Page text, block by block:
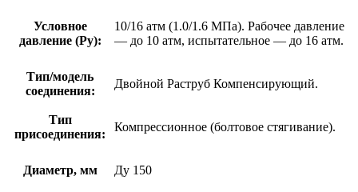
Условное
давление (Ру):
10/16 атм (1.0/1.6 МПа). Рабочее давление
— до 10 атм, испытательное — до 16 атм.
Тип/модель
соединения:
Двойной Раструб Компенсирующий.
Тип
присоединения:
Компрессионное (болтовое стягивание).
Диаметр, мм Ду 150